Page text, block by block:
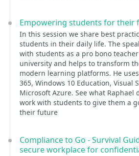
Empowering students for their
In this session we share best
students in their daily life. The
with students as a pro bono
university and helps to transform
modern learning platforms. He
365, Windows 10 Education, Visual
Microsoft Azure. See what Raphael
work with students to give them a
their future
Compliance to Go - Survival
secure workplace for